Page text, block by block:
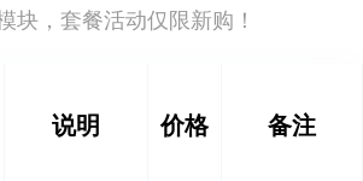
块，套餐活动仅限新购！
说明 价格 备注